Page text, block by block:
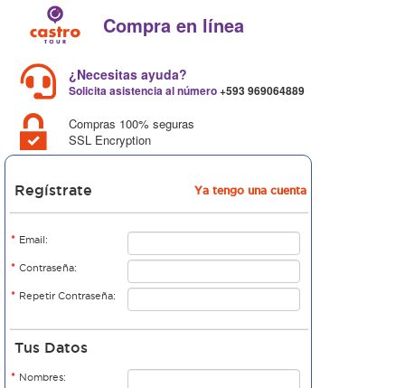
Compra en línea
¿Necesitas ayuda?
Solicita asistencia al número+593 969064889
Compras 100% seguras
SSL Encryption
Regístrate Ya tengo una cuenta
* Email:
* Contraseña:
* Repetir Contraseña:
Tus Datos
* Nombres: